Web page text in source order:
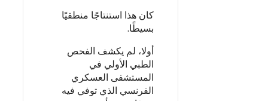
كان هذا استنتاجًا منطقيًا
بسيطًا.
أولا، لم يكشف الفحص
الطبي الأولي في
المستشفى العسكري
الفرنسي الذي توفي فيه